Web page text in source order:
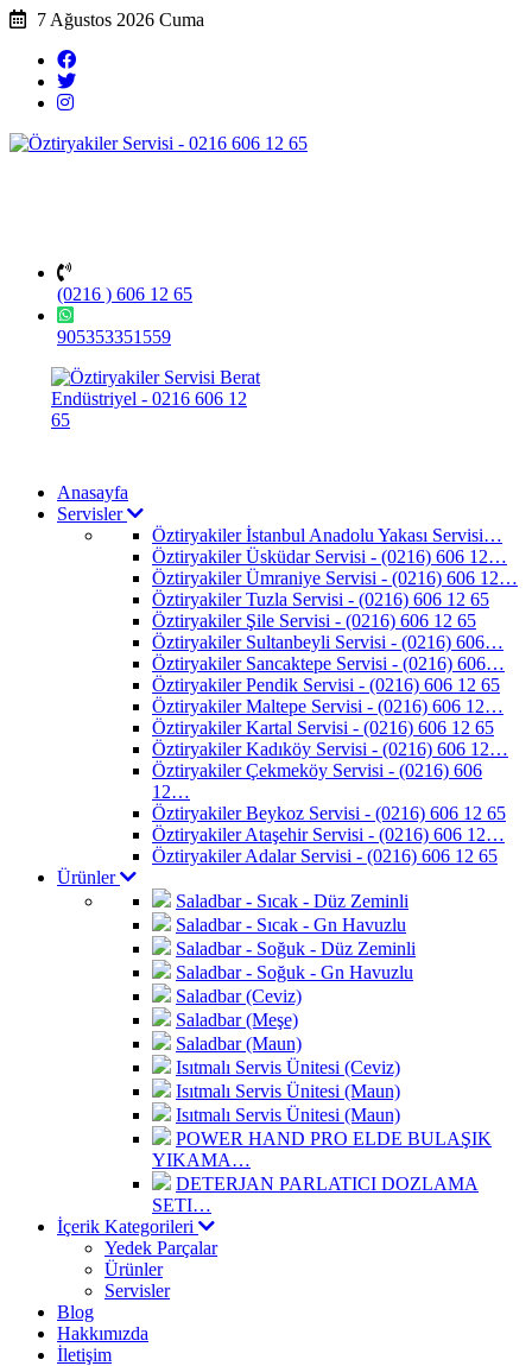
7 Ağustos 2026 Cuma
(0216 ) 606 12 65
905353351559
Anasayfa
Servisler
Öztiryakiler İstanbul Anadolu Yakası Servisi…
Öztiryakiler Üsküdar Servisi - (0216) 606 12…
Öztiryakiler Ümraniye Servisi - (0216) 606 12…
Öztiryakiler Tuzla Servisi - (0216) 606 12 65
Öztiryakiler Şile Servisi - (0216) 606 12 65
Öztiryakiler Sultanbeyli Servisi - (0216) 606…
Öztiryakiler Sancaktepe Servisi - (0216) 606…
Öztiryakiler Pendik Servisi - (0216) 606 12 65
Öztiryakiler Maltepe Servisi - (0216) 606 12…
Öztiryakiler Kartal Servisi - (0216) 606 12 65
Öztiryakiler Kadıköy Servisi - (0216) 606 12…
Öztiryakiler Çekmeköy Servisi - (0216) 606
12…
Öztiryakiler Beykoz Servisi - (0216) 606 12 65
Öztiryakiler Ataşehir Servisi - (0216) 606 12…
Öztiryakiler Adalar Servisi - (0216) 606 12 65
Ürünler
Saladbar - Sıcak - Düz Zeminli
Saladbar - Sıcak - Gn Havuzlu
Saladbar - Soğuk - Düz Zeminli
Saladbar - Soğuk - Gn Havuzlu
Saladbar (Ceviz)
Saladbar (Meşe)
Saladbar (Maun)
Isıtmalı Servis Ünitesi (Ceviz)
Isıtmalı Servis Ünitesi (Maun)
Isıtmalı Servis Ünitesi (Maun)
POWER HAND PRO ELDE BULAŞIK
YIKAMA…
DETERJAN PARLATICI DOZLAMA
SETI…
İçerik Kategorileri
Yedek Parçalar
Ürünler
Servisler
Blog
Hakkımızda
İletişim